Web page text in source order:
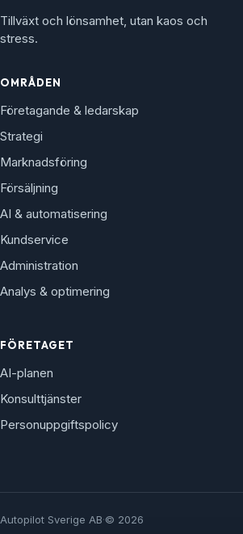
Tillväxt och lönsamhet, utan kaos och
stress.
OMRÅDEN
Företagande & ledarskap
Strategi
Marknadsföring
Försäljning
AI & automatisering
Kundservice
Administration
Analys & optimering
FÖRETAGET
AI-planen
Konsulttjänster
Personuppgiftspolicy
Autopilot Sverige AB·© 2026